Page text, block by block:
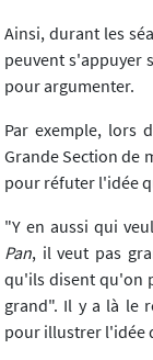
Ainsi, durant les
peuvent s'appuyer
pour argumenter.
Par exemple, lors
Grande Section de
pour réfuter l'idée
"Y en aussi qui
Pan, il veut pas
qu'ils disent qu'on
grand". Il y a là le
pour illustrer l'idée